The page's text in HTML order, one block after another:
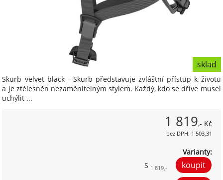
Skurb velvet black - Skurb představuje zvláštní přístup k životu
a je ztělesněn nezaměnitelným stylem. Každý, kdo se dříve musel
uchýlit ...
sklad
1 819,- Kč
bez DPH: 1 503,31
Varianty:
S 1 819,-